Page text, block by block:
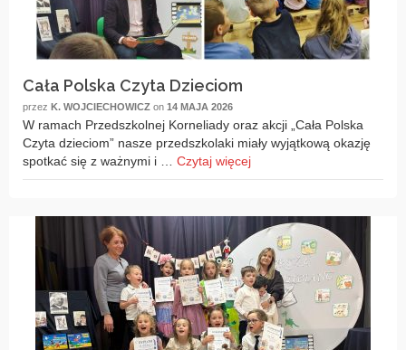
Cała Polska Czyta Dzieciom
przez K. WOJCIECHOWICZ on 14 MAJA 2026
W ramach Przedszkolnej Korneliady oraz akcji „Cała Polska
Czyta dzieciom” nasze przedszkolaki miały wyjątkową okazję
spotkać się z ważnymi i … Czytaj więcej